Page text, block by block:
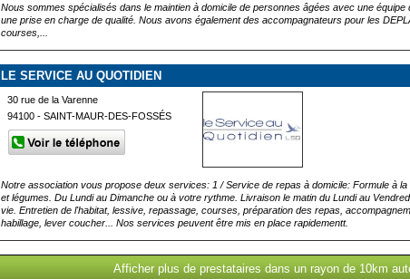
Nous sommes spécialisés dans le maintien à domicile de personnes âgées avec une
une prise en charge de qualité. Nous avons également des accompagnateurs pour les
courses,...
LE SERVICE AU QUOTIDIEN
30 rue de la Varenne
94100 - SAINT-MAUR-DES-FOSSÉS
Notre association vous propose deux services: 1 / Service de repas à domicile: Formule à
et légumes. Du Lundi au Dimanche ou à votre rythme. Livraison le matin du Lundi au
vie. Entretien de l'habitat, lessive, repassage, courses, préparation des repas,
habillage, lever coucher... Nos services peuvent être mis en place rapidementt.
Afficher plus de prestataires dans un rayon de 10km